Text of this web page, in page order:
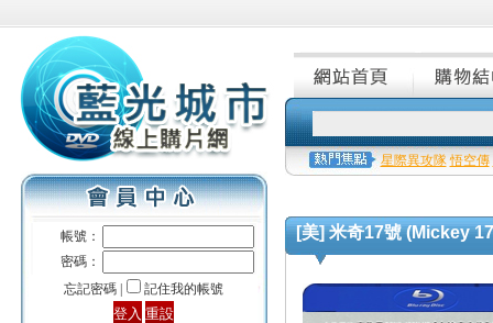
帳號：
密碼：
忘記密碼 |
記住我的帳號
星際異攻隊 悟空傳
[美] 米奇17號 (Mickey